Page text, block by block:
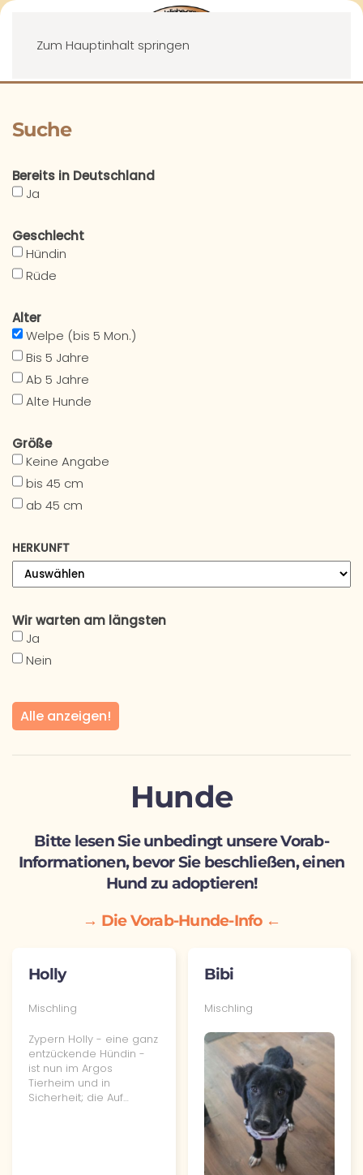
Zum Hauptinhalt springen
Menü
Suche
Bereits in Deutschland
Ja
Geschlecht
Hündin
Rüde
Alter
Welpe (bis 5 Mon.)
Bis 5 Jahre
Ab 5 Jahre
Alte Hunde
Größe
Keine Angabe
bis 45 cm
ab 45 cm
HERKUNFT
Wir warten am längsten
Ja
Nein
Alle anzeigen!
Hunde
Bitte lesen Sie unbedingt unsere Vorab-
Informationen, bevor Sie beschließen, einen
Hund zu adoptieren!
→ Die Vorab-Hunde-Info ←
Holly
Mischling
Zypern Holly - eine ganz
entzückende Hündin -
ist nun im Argos
Tierheim und in
Sicherheit; die Auf…
Bibi
Mischling